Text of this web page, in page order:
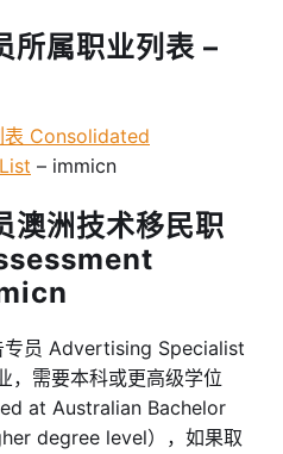
所属职业列表 –
表 Consolidated
– immicn
澳洲技术移民职
专员 Advertising Specialist
，需要本科或更高级学位
at Australian Bachelor
degree level），如果取